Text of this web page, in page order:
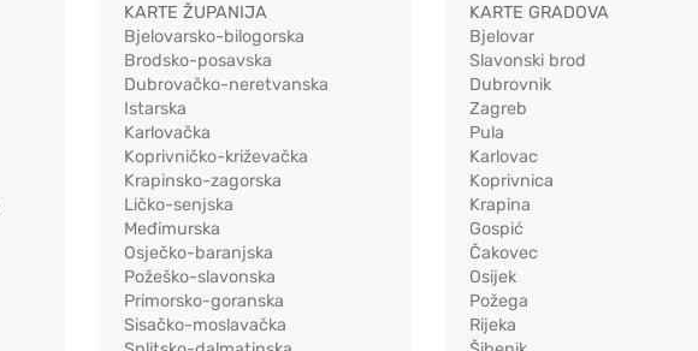
KARTE ŽUPANIJA
Bjelovarsko-bilogorska
Brodsko-posavska
Dubrovačko-neretvanska
Istarska
Karlovačka
Koprivničko-križevačka
Krapinsko-zagorska
Ličko-senjska
Međimurska
Osječko-baranjska
Požeško-slavonska
Primorsko-goranska
Sisačko-moslavačka
KARTE GRADOVA
Bjelovar
Slavonski brod
Dubrovnik
Zagreb
Pula
Karlovac
Koprivnica
Krapina
Gospić
Čakovec
Osijek
Požega
Rijeka